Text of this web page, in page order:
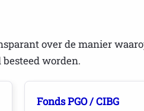
over de manier
worden.
Fonds PGO / CIBG